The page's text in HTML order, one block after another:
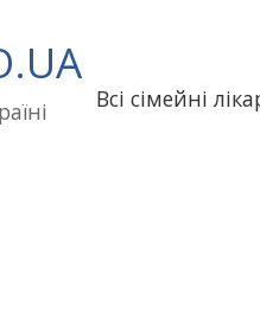
Всі сімейні